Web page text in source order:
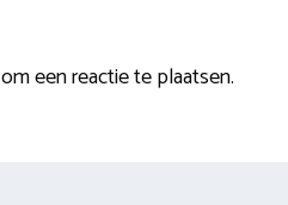
om een reactie te plaatsen.